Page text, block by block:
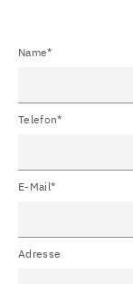
Name*
Telefon*
E-Mail*
Adresse